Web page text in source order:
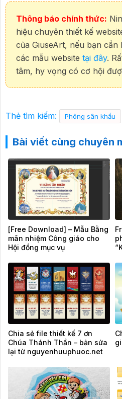
Thông báo chính thức:
hiệu chuyên thiết kế
của GiuseArt, nếu bạn cần
các mẫu website tại đây.
tâm, hy vọng có cơ hội
Thẻ tìm kiếm: Phông sân khấu
Bài viết cùng chuyên
[Free Download] – Mẫu Bằng
mãn nhiệm Công giáo cho
Hội đồng mục vụ
Chia sẻ file thiết kế 7 ơn
Chúa Thánh Thần – bản sửa
lại từ nguyenhuuphuoc.net